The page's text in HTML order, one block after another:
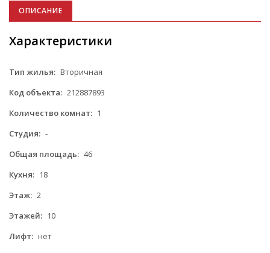
ОПИСАНИЕ
Характеристики
Тип жилья: Вторичная
Код объекта: 212887893
Количество комнат: 1
Студия: -
Общая площадь: 46
Кухня: 18
Этаж: 2
Этажей: 10
Лифт: нет